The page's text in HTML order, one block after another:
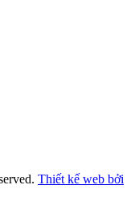
Thiết kế web bởi